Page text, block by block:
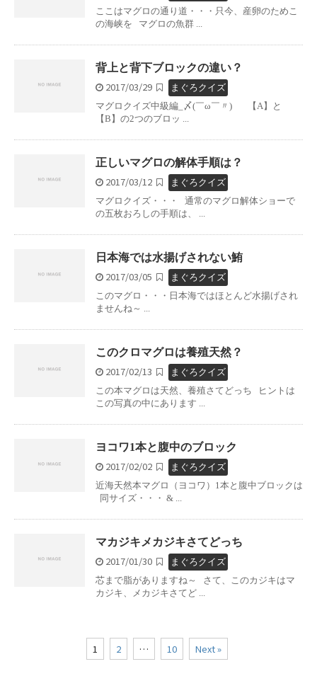
ここはマグロの通り道・・・只今、産卵のためこ
の海峡を マグロの魚群 ...
背上と背下ブロックの違い？
2017/03/29
まぐろクイズ
マグロクイズ中級編_〆(￣ω￣〃) 【A】と
【B】の2つのブロッ ...
正しいマグロの解体手順は？
2017/03/12
まぐろクイズ
マグロクイズ・・・ 通常のマグロ解体ショーで
の五枚おろしの手順は、 ...
日本海では水揚げされない鮪
2017/03/05
まぐろクイズ
このマグロ・・・日本海ではほとんど水揚げされ
ませんね～ ...
このクロマグロは養殖天然？
2017/02/13
まぐろクイズ
この本マグロは天然、養殖さてどっち ヒントは
この写真の中にあります ...
ヨコワ1本と腹中のブロック
2017/02/02
まぐろクイズ
近海天然本マグロ（ヨコワ）1本と腹中ブロックは
同サイズ・・・ & ...
マカジキメカジキさてどっち
2017/01/30
まぐろクイズ
芯まで脂がありますね～ さて、このカジキはマ
カジキ、メカジキさてど ...
1 2 … 10 Next »